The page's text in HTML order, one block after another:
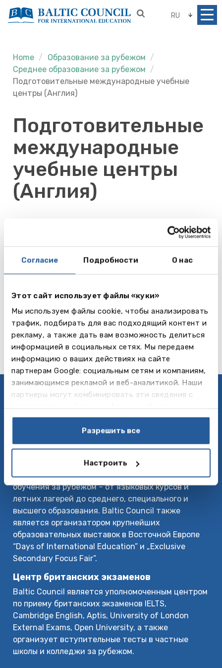
Согласие Подробности О нас
Этот сайт использует файлы «куки»
Мы используем файлы cookie, чтобы анализировать
трафик, подбирать для вас подходящий контент и
рекламу, а также дать вам возможность делиться
информацией в социальных сетях. Мы передаем
информацию о ваших действиях на сайте
партнерам Google: социальным сетям и компаниям,
занимающимся рекламой и веб-аналитикой. Наши
партнеры могут комбинировать эти сведения с
данными, которые они получили при использовании
Разрешить все
Настроить
RU
Home
Образование за рубежом
Среднее образование за рубежом
Подготовительные международные учебные
центры (Англия)
Подготовительные
международные
учебные центры
(Англия)
Читать далее Taunton
Политика приватности
О нас
Baltic Council for International Education –
ведущее образовательное агентство по вопросам
обучения за рубежом – от языковых курсов и
летних лагерей до среднего, специального и
высшего образования. Baltic Council также
является организатором крупнейших
образовательных выставок в Восточной Европе
“Days of International Education” и „Exclusive
Secondary Focus Fair”.
Центр британских экзаменов
Baltic Council является уполномоченным центром
по приему британских экзаменов IELTS,
Cambridge English, Aptis, University of London
External Exams, Open University, а также
организует вступительные тесты в частные
школы и колледжи за рубежом.